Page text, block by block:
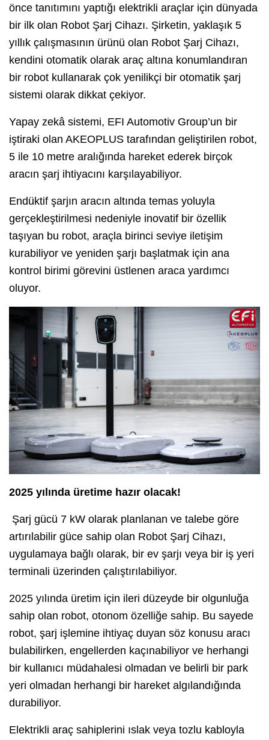
önce tanıtımını yaptığı elektrikli araçlar için dünyada
bir ilk olan Robot Şarj Cihazı. Şirketin, yaklaşık 5
yıllık çalışmasının ürünü olan Robot Şarj Cihazı,
kendini otomatik olarak araç altına konumlandıran
bir robot kullanarak çok yenilikçi bir otomatik şarj
sistemi olarak dikkat çekiyor.
Yapay zekâ sistemi, EFI Automotiv Group’un bir
iştiraki olan AKEOPLUS tarafından geliştirilen robot,
5 ile 10 metre aralığında hareket ederek birçok
aracın şarj ihtiyacını karşılayabiliyor.
Endüktif şarjın aracın altında temas yoluyla
gerçekleştirilmesi nedeniyle inovatif bir özellik
taşıyan bu robot, araçla birinci seviye iletişim
kurabiliyor ve yeniden şarjı başlatmak için ana
kontrol birimi görevini üstlenen araca yardımcı
oluyor.
2025 yılında üretime hazır olacak!
Şarj gücü 7 kW olarak planlanan ve talebe göre
artırılabilir güce sahip olan Robot Şarj Cihazı,
uygulamaya bağlı olarak, bir ev şarjı veya bir iş yeri
terminali üzerinden çalıştırılabiliyor.
2025 yılında üretim için ileri düzeyde bir olgunluğa
sahip olan robot, otonom özelliğe sahip. Bu sayede
robot, şarj işlemine ihtiyaç duyan söz konusu aracı
bulabilirken, engellerden kaçınabiliyor ve herhangi
bir kullanıcı müdahalesi olmadan ve belirli bir park
yeri olmadan herhangi bir hareket algılandığında
durabiliyor.
Elektrikli araç sahiplerini ıslak veya tozlu kabloyla